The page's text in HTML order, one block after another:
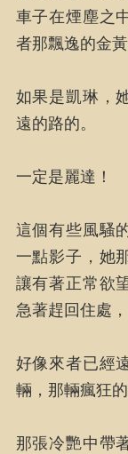
車子在煙塵之
者那飄逸的金
如果是凱琳，
遠的路的。
一定是麗達！
這個有些風騷
一點影子，她
讓有著正常欲
急著趕回住處
好像來者已經
輛，那輛瘋狂
那張冷艷中帶